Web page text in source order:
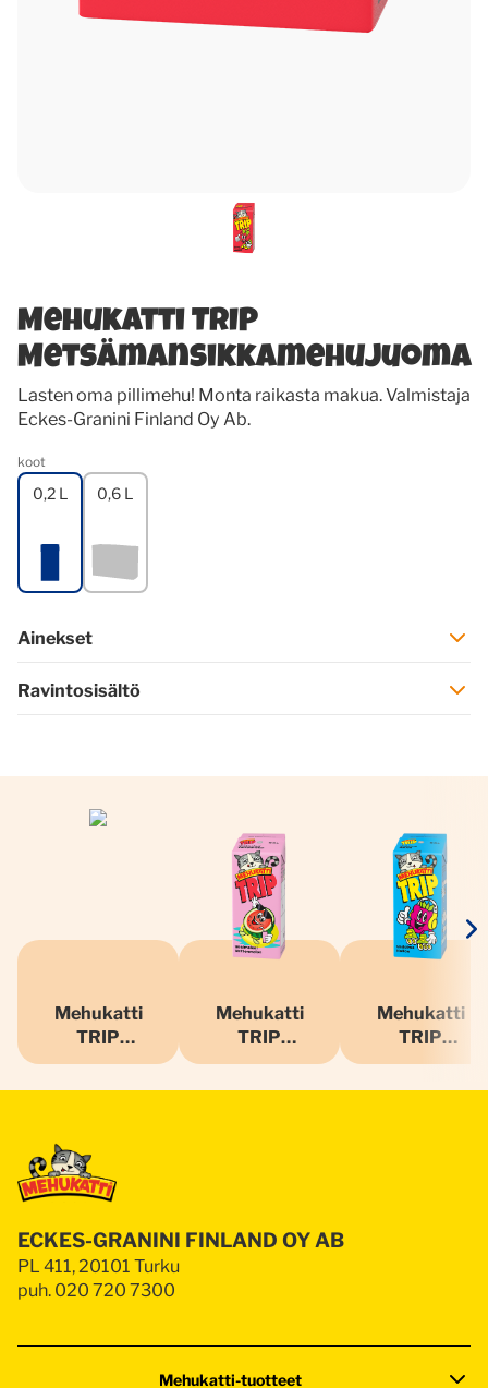
Mehukatti TRIP
Metsämansikkamehujuoma
Lasten oma pillimehu! Monta raikasta makua. Valmistaja
Eckes-Granini Finland Oy Ab.
koot
0,2 L 0,6 L
Ainekset
Ravintosisältö
Mehukatti
TRIP
Sokeriton
Ananasjuoma
Mehukatti
TRIP
Vesimeloniju
oma
Mehukatti
TRIP
Vadelmajuom
a
ECKES-GRANINI FINLAND OY AB
PL 411, 20101 Turku
puh. 020 720 7300
Mehukatti-tuotteet